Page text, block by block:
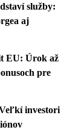
služby:
aj
EU: Úrok až
pre
investori